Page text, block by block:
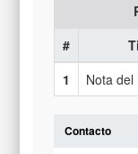
#
1
Nota del
Contacto